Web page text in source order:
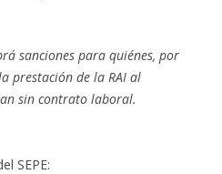
sanciones para quiénes, por
prestación de la RAI al
sin contrato laboral.
SEPE: